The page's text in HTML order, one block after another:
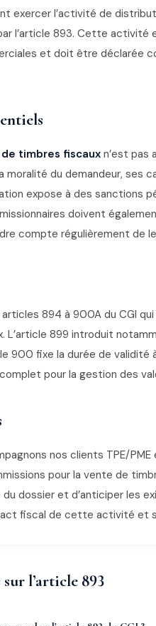
exercer l’activité de
l’article 893. Cette activité
et doit être déclarée
timbres fiscauxn’est pas
moralité du demandeur, ses
expose à des sanctions
doivent
compte régulièrement de
articles 894 à 900A du CGI
L’article 899 introduit
900 fixe la durée de
pour la gestion des
nos clients TPE/
pour la vente de
dossier et d’anticiper les
fiscal de cette activité et
l’article 893